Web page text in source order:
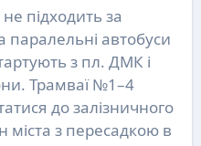
підходить за
паралельні автобуси
з пл. ДМК і
Трамваї №1–4
до залізничного
міста з пересадкою в